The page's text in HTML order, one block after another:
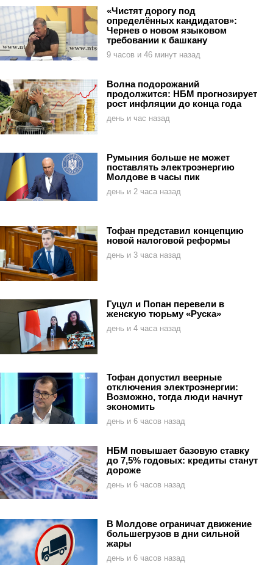
«Чистят дорогу под
определённых кандидатов»:
Чернев о новом языковом
требовании к башкану
9 часов и 46 минут назад
Волна подорожаний
продолжится: НБМ прогнозирует
рост инфляции до конца года
день и час назад
Румыния больше не может
поставлять электроэнергию
Молдове в часы пик
день и 2 часа назад
Тофан представил концепцию
новой налоговой реформы
день и 3 часа назад
Гуцул и Попан перевели в
женскую тюрьму «Руска»
день и 4 часа назад
Тофан допустил веерные
отключения электроэнергии:
Возможно, тогда люди начнут
экономить
день и 6 часов назад
НБМ повышает базовую ставку
до 7,5% годовых: кредиты станут
дороже
день и 6 часов назад
В Молдове ограничат движение
большегрузов в дни сильной
жары
день и 6 часов назад